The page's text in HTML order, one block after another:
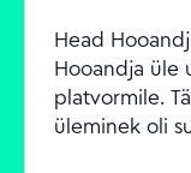
Head
Hooandja üle
platvormile.
üleminek oli